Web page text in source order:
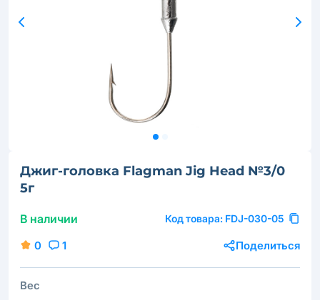
Джиг-головка Flagman Jig Head №3/0
5г
В наличии Код товара: FDJ-030-05
0 1 Поделиться
Вес